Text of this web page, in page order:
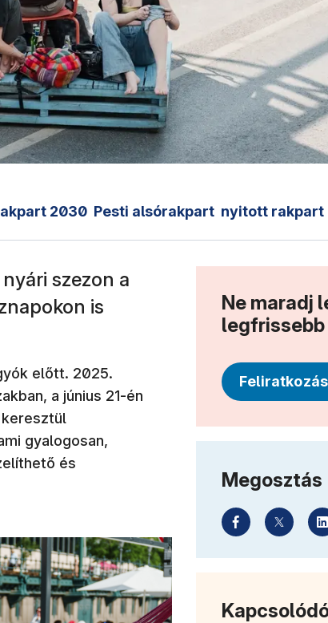
2030 Pesti alsórakpart nyitott rakpart
szezon a
is
előtt. 2025.
a június 21-én
gyalogosan,
és
Ne maradj
Feliratkozás
Megosztás